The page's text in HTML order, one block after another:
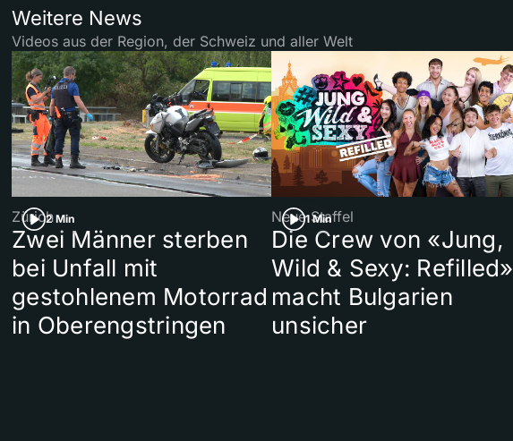
Weitere News
Videos aus der Region, der Schweiz und aller Welt
2 Min
Zürich
Zwei Männer sterben
bei Unfall mit
gestohlenem Motorrad
in Oberengstringen
1 Min
Neue Staffel
Die Crew von «Jung,
Wild & Sexy: Refilled»
macht Bulgarien
unsicher